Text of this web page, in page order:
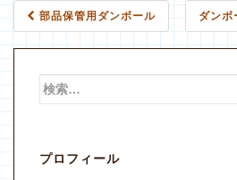
投
稿
部品保管用ダンボール ダンボ
検
プロフィール